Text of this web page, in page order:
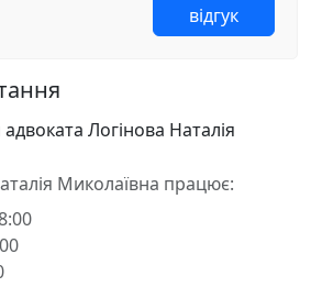
відгук
Логінова Наталія
Миколаївна працює: